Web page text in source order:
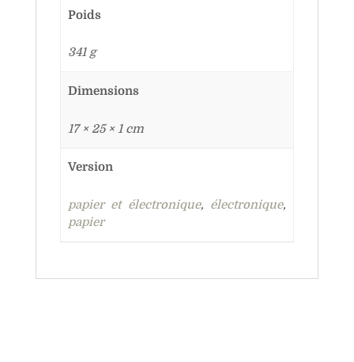
Poids
341 g
Dimensions
17 × 25 × 1 cm
Version
papier et électronique, électronique,
papier